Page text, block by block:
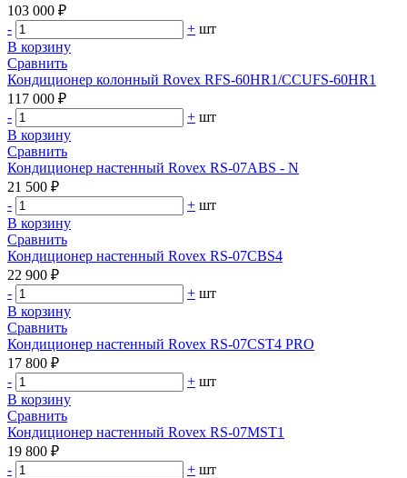
103 000 ₽
-
+ шт
В корзину
Сравнить
Кондиционер колонный Rovex RFS-60HR1/CCUFS-60HR1
117 000 ₽
-
+ шт
В корзину
Сравнить
Кондиционер настенный Rovex RS-07ABS - N
21 500 ₽
-
+ шт
В корзину
Сравнить
Кондиционер настенный Rovex RS-07CBS4
22 900 ₽
-
+ шт
В корзину
Сравнить
Кондиционер настенный Rovex RS-07CST4 PRO
17 800 ₽
-
+ шт
В корзину
Сравнить
Кондиционер настенный Rovex RS-07MST1
19 800 ₽
-
+ шт